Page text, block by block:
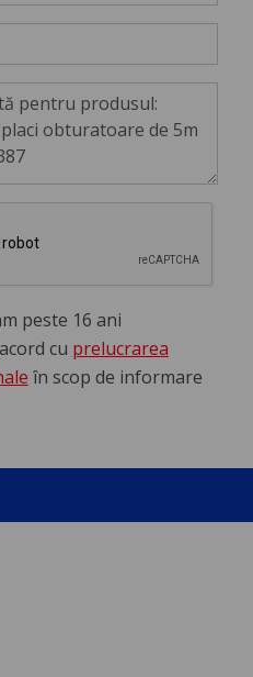
peste 16 ani
cu prelucrarea
în scop de informare